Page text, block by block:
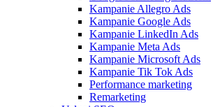
Kampanie Allegro Ads
Kampanie Google Ads
Kampanie LinkedIn Ads
Kampanie Meta Ads
Kampanie Microsoft Ads
Kampanie Tik Tok Ads
Performance marketing
Remarketing